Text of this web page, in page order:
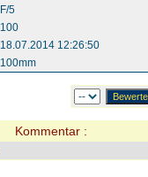
F/5
100
18.07.2014 12:26:50
100mm
Kommentar :